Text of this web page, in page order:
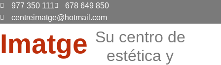
Ir
al
977 350 111
678 649 850
centreimatge@hotmail.com
Imatge Su centro de
estética y